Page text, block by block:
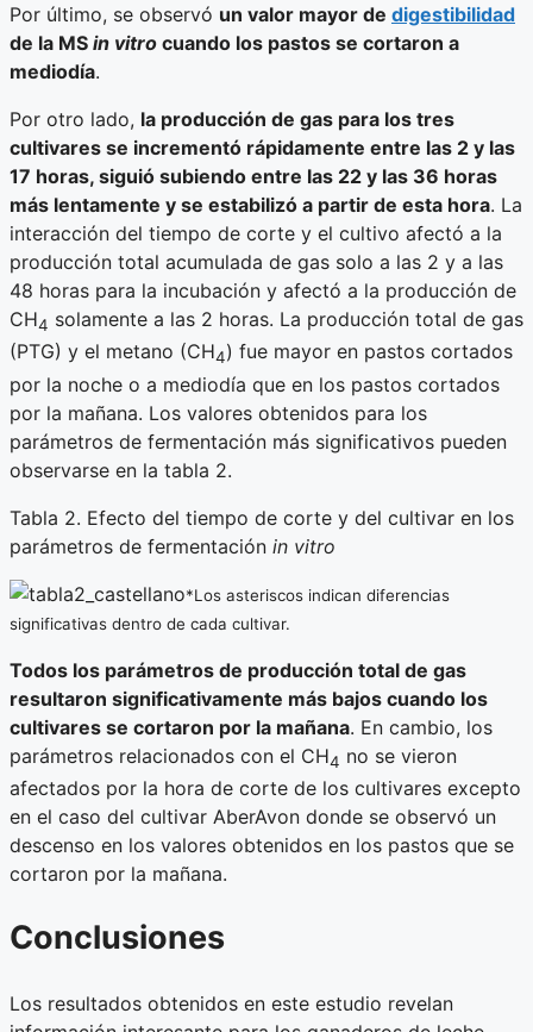
Por último, se observó un valor mayor de digestibilidad
de la MS in vitro cuando los pastos se cortaron a
mediodía.
Por otro lado, la producción de gas para los tres
cultivares se incrementó rápidamente entre las 2 y las
17 horas, siguió subiendo entre las 22 y las 36 horas
más lentamente y se estabilizó a partir de esta hora. La
interacción del tiempo de corte y el cultivo afectó a la
producción total acumulada de gas solo a las 2 y a las
48 horas para la incubación y afectó a la producción de
CH4 solamente a las 2 horas. La producción total de gas
(PTG) y el metano (CH4) fue mayor en pastos cortados
por la noche o a mediodía que en los pastos cortados
por la mañana. Los valores obtenidos para los
parámetros de fermentación más significativos pueden
observarse en la tabla 2.
Tabla 2. Efecto del tiempo de corte y del cultivar en los
parámetros de fermentación in vitro
*Los asteriscos indican diferencias
significativas dentro de cada cultivar.
Todos los parámetros de producción total de gas
resultaron significativamente más bajos cuando los
cultivares se cortaron por la mañana. En cambio, los
parámetros relacionados con el CH4 no se vieron
afectados por la hora de corte de los cultivares excepto
en el caso del cultivar AberAvon donde se observó un
descenso en los valores obtenidos en los pastos que se
cortaron por la mañana.
Conclusiones
Los resultados obtenidos en este estudio revelan